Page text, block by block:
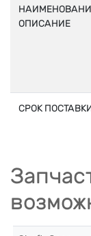
ОПИСАНИЕ
СРОК